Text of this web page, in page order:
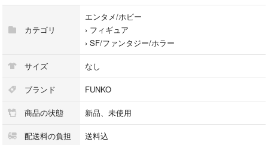
#スティーブ
#NYCC2019
#ダスティン
エディ
カテゴリ
エンタメ/ホビー
› フィギュア
› SF/ファンタジー/ホラー
サイズ なし
ブランド FUNKO
商品の状態 新品、未使用
配送料の負担 送料込